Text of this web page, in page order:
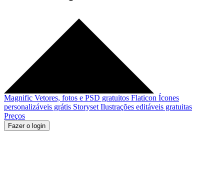
Magnific Vetores, fotos e PSD gratuitos Flaticon Ícones
personalizáveis grátis Storyset Ilustrações editáveis gratuitas
Preços
Fazer o login